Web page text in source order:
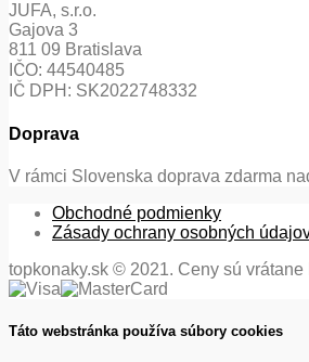
JUFA, s.r.o.
Gajova 3
811 09 Bratislava
IČO: 44540485
IČ DPH: SK2022748332
Doprava
V rámci Slovenska doprava zdarma
Obchodné podmienky
Zásady ochrany osobných
topkonaky.sk © 2021. Ceny sú vrátane
Táto webstránka používa súbory cookies